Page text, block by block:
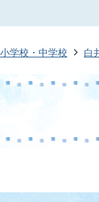
小学校・中学校 白